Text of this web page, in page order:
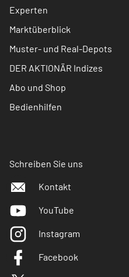
Experten
Marktüberblick
Muster- und Real-Depots
DER AKTIONÄR Indizes
Abo und Shop
Bedienhilfen
Schreiben Sie uns
Kontakt
YouTube
Instagram
Facebook